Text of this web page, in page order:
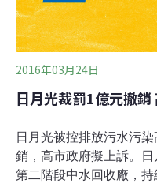
2016年03月24日
日月光裁罰1億元撤銷
日月光被控排放污水污
銷，高市政府擬上訴。
第二階段中水回收廠，